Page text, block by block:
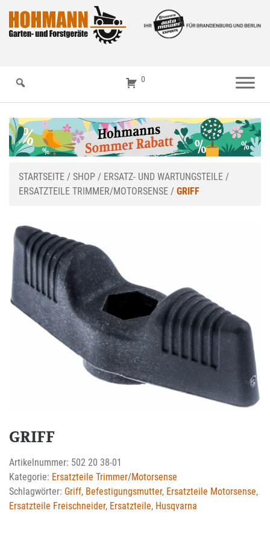
0
STARTSEITE / SHOP / ERSATZ- UND WARTUNGSTEILE /
ERSATZTEILE TRIMMER/MOTORSENSE / GRIFF
GRIFF
Artikelnummer: 502 20 38-01
Kategorie: Ersatzteile Trimmer/Motorsense
Schlagwörter: Griff, Befestigungsmutter, Ersatzteile Motorsense,
Ersatzteile Freischneider, Ersatzteile, Husqvarna